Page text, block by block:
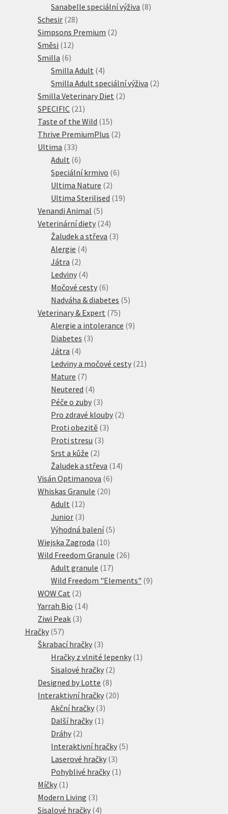
produkt
Sanabelle speciální výživa 88
Schesir 2828
produktů
Simpsons Premium 22
Směsi 1212
Smilla 66
produktů
Smilla Adult 44
produkty
Smilla Adult speciální výživa 22
Smilla Veterinary Diet 22
SPECIFIC 21 21
produktů
Taste of the Wild 1515
produktů
Thrive PremiumPlus 22
Ultima 3333
produktů
Adult 66
produktů
Speciální krmivo 66
Ultima Nature 22
produkty
Ultima Sterilised 1919
Venandi Animal 55
produktů
Veterinární diety 2424
produktů
Žaludek a střeva 33
Alergie 44
Játra 22
produkty
Ledviny 44
produkty
Močové cesty 66
produktů
Nadváha & diabetes 55
Veterinary & Expert 7575
produktů
Alergie a intolerance 99
Diabetes 33
Játra 44
produkty
Ledviny a močové cesty 21 21
Mature 77
produktů
Neutered 44
produkty
Péče o zuby 33
produkty
Pro zdravé klouby 22
Proti obezitě 33
Proti stresu 33
Srst a kůže 22
produkty
Žaludek a střeva 1414
Visán Optimanova 66
produktů
Whiskas Granule 2020
Adult 1212
produktů
Junior 33
produkty
Výhodná balení 55
Wiejska Zagroda 1010
produktů
Wild Freedom Granule 2626
Adult granule 1717
produktů
Wild Freedom "Elements" 99
WOW Cat 22
produkty
Yarrah Bio 1414
Ziwi Peak 33
Hračky 5757
produktů
Škrabací hračky 33
produkty
Hračky z vlnité lepenky 1 1
Sisalové hračky 22
Designed by Lotte 88
produktů
Interaktivní hračky 2020
Akční hračky 33
produkty
Další hračky 1 1
Dráhy 22
produkty
Interaktivní hračky 55
Laserové hračky 33
produkty
Pohyblivé hračky 1 1
Míčky 1 1
produkt
Modern Living 33
produkty
Sisalové hračky 44